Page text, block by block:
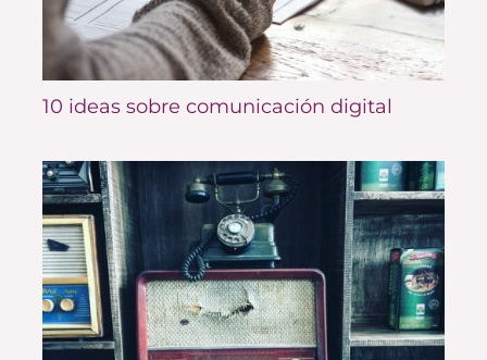
10 ideas sobre comunicación digital